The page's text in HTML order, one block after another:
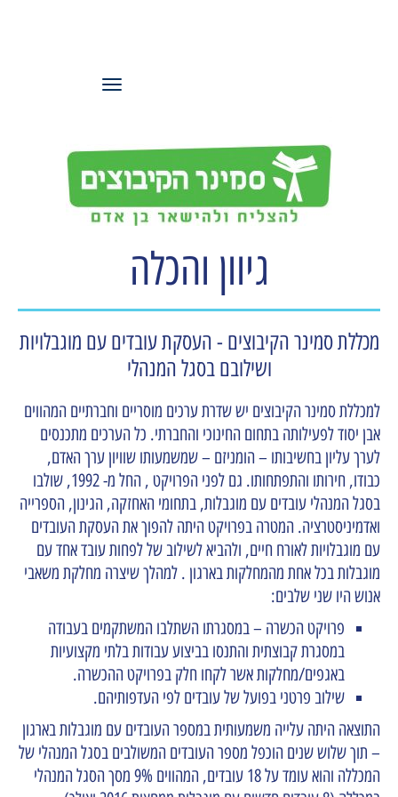
תפריט
גיוון והכלה
מכללת סמינר הקיבוצים - העסקת עובדים עם מוגבלויות
ושילובם בסגל המנהלי
למכללת סמינר הקיבוצים יש שדרת ערכים מוסריים וחברתיים המהווים
אבן יסוד לפעילותה בתחום החינוכי והחברתי. כל הערכים מתכנסים
לערך עליון בחשיבותו – הומניזם – שמשמעותו שוויון ערך האדם,
כבודו, חירותו והתפתחותו. גם לפני הפרויקט , החל מ- 1992, שולבו
בסגל המנהלי עובדים עם מוגבלות, בתחומי האחזקה, הגינון, הספרייה
ואדמיניסטרציה. המטרה בפרויקט היתה להפוך את העסקת העובדים
עם מוגבלויות לאורח חיים, ולהביא לשילוב של לפחות עובד אחד עם
מוגבלות בכל אחת מהמחלקות בארגון . למהלך שיצרה מחלקת משאבי
אנוש היו שני שלבים:
פרויקט הכשרה – במסגרתו השתלבו המשתקמים בעבודה
במסגרת קבוצתית והתנסו בביצוע עבודות בלתי מקצועיות
באגפים/מחלקות אשר לקחו חלק בפרויקט ההכשרה.
שילוב פרטני בפועל של עובדים לפי העדפותיהם.
התוצאה היתה עלייה משמעותית במספר העובדים עם מוגבלות בארגון
– תוך שלוש שנים הוכפל מספר העובדים המשולבים בסגל המנהלי של
המכללה והוא עומד על 18 עובדים, המהווים 9% מסך הסגל המנהלי